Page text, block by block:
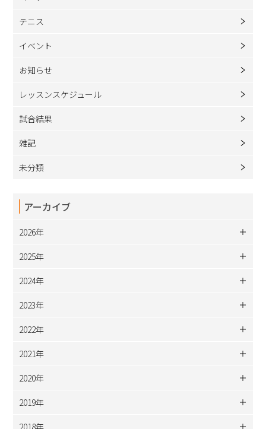
テニス
イベント
お知らせ
レッスンスケジュール
試合結果
雑記
未分類
アーカイブ
2026年
2025年
2024年
2023年
2022年
2021年
2020年
2019年